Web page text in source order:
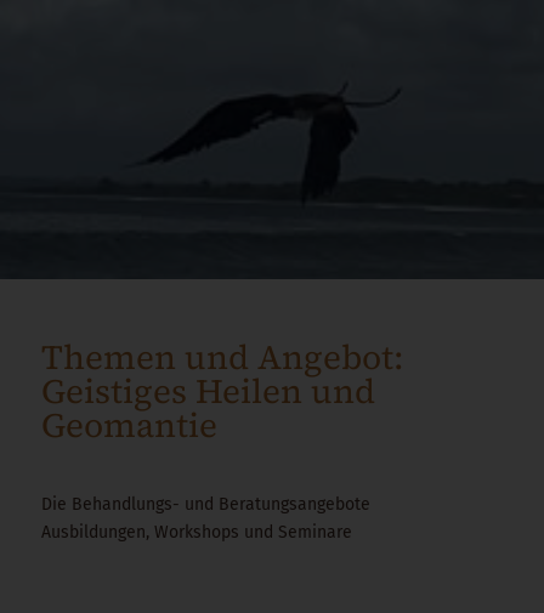
Themen und Angebot:
Geistiges Heilen und
Geomantie
Die Behandlungs- und Beratungsangebote
Ausbildungen, Workshops und Seminare